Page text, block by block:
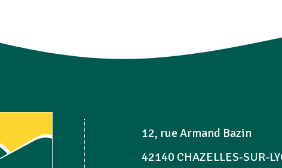
12, rue Armand Bazin
42140 CHAZELLES-SUR-